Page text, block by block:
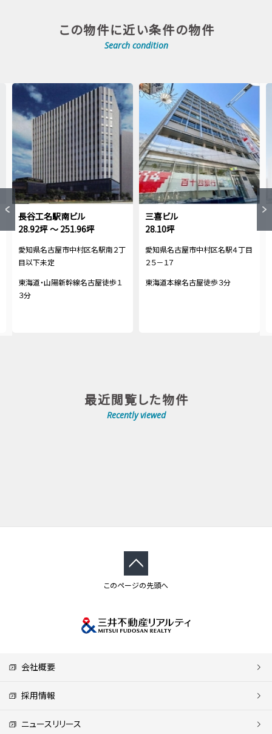
この物件に近い条件の物件
Search condition
長谷工名駅南ビル
28.92坪 ～ 251.96坪
愛知県名古屋市中村区名駅南２丁
目以下未定
東海道・山陽新幹線名古屋徒歩１
３分
三喜ビル
28.10坪
愛知県名古屋市中村区名駅４丁目
２５－１７
東海道本線名古屋徒歩３分
最近閲覧した物件
Recently viewed
このページの先頭へ
会社概要
採用情報
ニュースリリース